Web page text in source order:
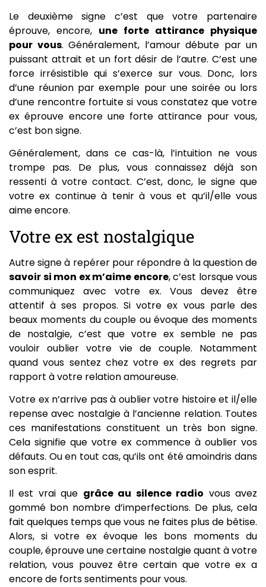
Le deuxième signe c’est que votre partenaire
éprouve, encore, une forte attirance physique
pour vous. Généralement, l’amour débute par un
puissant attrait et un fort désir de l’autre. C’est une
force irrésistible qui s’exerce sur vous. Donc, lors
d’une réunion par exemple pour une soirée ou lors
d’une rencontre fortuite si vous constatez que votre
ex éprouve encore une forte attirance pour vous,
c’est bon signe.
Généralement, dans ce cas-là, l’intuition ne vous
trompe pas. De plus, vous connaissez déjà son
ressenti à votre contact. C’est, donc, le signe que
votre ex continue à tenir à vous et qu’il/elle vous
aime encore.
Votre ex est nostalgique
Autre signe à repérer pour répondre à la question de
savoir si mon ex m’aime encore, c’est lorsque vous
communiquez avec votre ex. Vous devez être
attentif à ses propos. Si votre ex vous parle des
beaux moments du couple ou évoque des moments
de nostalgie, c’est que votre ex semble ne pas
vouloir oublier votre vie de couple. Notamment
quand vous sentez chez votre ex des regrets par
rapport à votre relation amoureuse.
Votre ex n’arrive pas à oublier votre histoire et il/elle
repense avec nostalgie à l’ancienne relation. Toutes
ces manifestations constituent un très bon signe.
Cela signifie que votre ex commence à oublier vos
défauts. Ou en tout cas, qu’ils ont été amoindris dans
son esprit.
Il est vrai que grâce au silence radio vous avez
gommé bon nombre d’imperfections. De plus, cela
fait quelques temps que vous ne faites plus de bêtise.
Alors, si votre ex évoque les bons moments du
couple, éprouve une certaine nostalgie quant à votre
relation, vous pouvez être certain que votre ex a
encore de forts sentiments pour vous.